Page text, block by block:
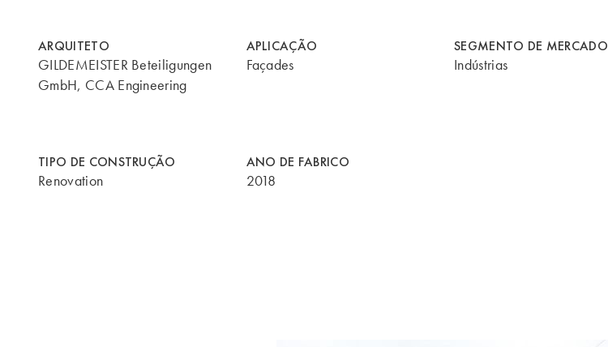
ARQUITETO
GILDEMEISTER Beteiligungen
GmbH, CCA Engineering
APLICAÇÃO
Façades
SEGMENTO DE MERCADO
Indústrias
TIPO DE CONSTRUÇÃO
Renovation
ANO DE FABRICO
2018